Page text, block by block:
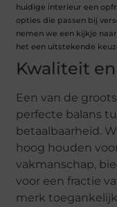
huidige interieur een
opties die passen bij
nemen we een kijkje
het een uitstekende
Kwaliteit
Een van de
perfecte balans
betaalbaarheid.
hoog houden
vakmanschap,
voor een fractie
merk